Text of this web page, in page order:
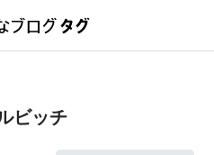
ビッチ